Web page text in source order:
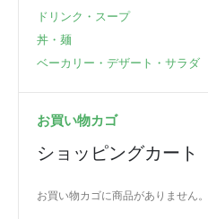
ドリンク・スープ
丼・麺
ベーカリー・デザート・サラダ
お買い物カゴ
ショッピングカート
お買い物カゴに商品がありません。